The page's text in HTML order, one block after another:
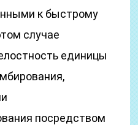
к быстрому
случае
единицы
посредством